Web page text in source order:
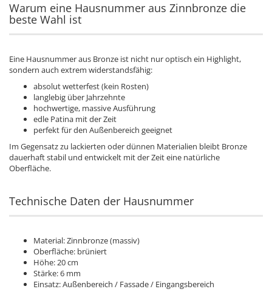
Warum eine Hausnummer aus Zinnbronze die
beste Wahl ist
Eine Hausnummer aus Bronze ist nicht nur optisch ein Highlight,
sondern auch extrem widerstandsfähig:
absolut wetterfest (kein Rosten)
langlebig über Jahrzehnte
hochwertige, massive Ausführung
edle Patina mit der Zeit
perfekt für den Außenbereich geeignet
Im Gegensatz zu lackierten oder dünnen Materialien bleibt Bronze
dauerhaft stabil und entwickelt mit der Zeit eine natürliche
Oberfläche.
Technische Daten der Hausnummer
Material: Zinnbronze (massiv)
Oberfläche: brüniert
Höhe: 20 cm
Stärke: 6 mm
Einsatz: Außenbereich / Fassade / Eingangsbereich